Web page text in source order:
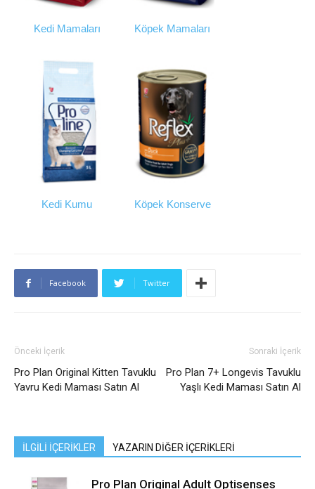
Kedi Mamaları Köpek Mamaları
Kedi Kumu Köpek Konserve
Facebook Twitter
Önceki İçerik
Pro Plan Original Kitten Tavuklu
Yavru Kedi Maması Satın Al
Sonraki İçerik
Pro Plan 7+ Longevis Tavuklu
Yaşlı Kedi Maması Satın Al
İLGİLİ İÇERİKLER YAZARIN DİĞER İÇERİKLERİ
Pro Plan Original Adult Optisenses